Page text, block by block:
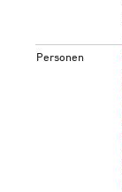
Personen